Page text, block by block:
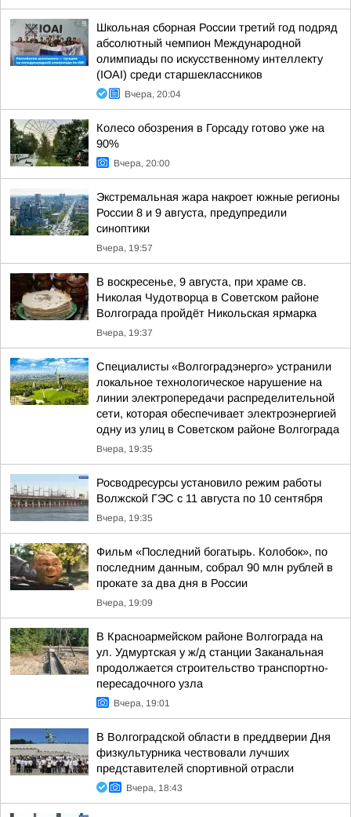
Школьная сборная России третий год подряд
абсолютный чемпион Международной
олимпиады по искусственному интеллекту
(IOAI) среди старшеклассников
Вчера, 20:04
Колесо обозрения в Горсаду готово уже на
90%
Вчера, 20:00
Экстремальная жара накроет южные регионы
России 8 и 9 августа, предупредили
синоптики
Вчера, 19:57
В воскресенье, 9 августа, при храме св.
Николая Чудотворца в Советском районе
Волгограда пройдёт Никольская ярмарка
Вчера, 19:37
Специалисты «Волгоградэнерго» устранили
локальное технологическое нарушение на
линии электропередачи распределительной
сети, которая обеспечивает электроэнергией
одну из улиц в Советском районе Волгограда
Вчера, 19:35
Росводресурсы установило режим работы
Волжской ГЭС с 11 августа по 10 сентября
Вчера, 19:35
Фильм «Последний богатырь. Колобок», по
последним данным, собрал 90 млн рублей в
прокате за два дня в России
Вчера, 19:09
В Красноармейском районе Волгограда на
ул. Удмуртская у ж/д станции Заканальная
продолжается строительство транспортно-
пересадочного узла
Вчера, 19:01
В Волгоградской области в преддверии Дня
физкультурника чествовали лучших
представителей спортивной отрасли
Вчера, 18:43